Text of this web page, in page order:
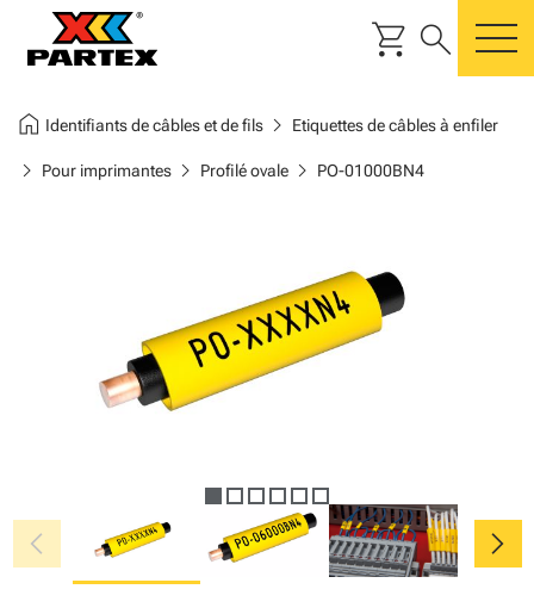
shopping_cart search
home Identifiants de câbles et de filschevron_right Etiquettes de câbles à enfiler
chevron_right Pour imprimanteschevron_right Profilé ovalechevron_right PO-01000BN4
chevron_left chevron_right